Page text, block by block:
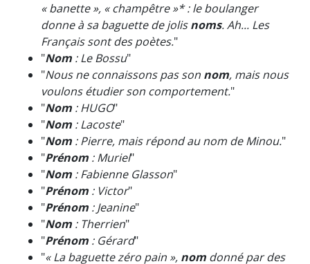
« banette », « champêtre »* : le boulanger
donne à sa baguette de jolisnoms. Ah... Les
Français sont des poètes."
"Nom : Le Bossu"
"Nous ne connaissons pas son nom, mais nous
voulons étudier son comportement."
"Nom : HUGO"
"Nom : Lacoste"
"Nom : Pierre, mais répond au nom de Minou."
"Prénom : Muriel"
"Nom : Fabienne Glasson"
"Prénom : Victor"
"Prénom : Jeanine"
"Nom : Therrien"
"Prénom : Gérard"
"« La baguette zéro pain », nom donné par des